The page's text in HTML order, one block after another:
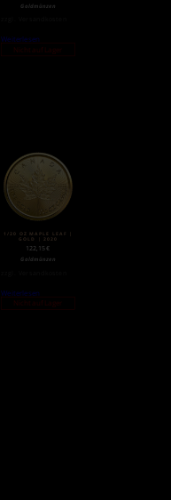
Goldmünzen
Weiterlesen
Nicht auf Lager
1/20 OZ MAPLE LEAF |
GOLD | 2020
122,15€
Goldmünzen
Weiterlesen
Nicht auf Lager